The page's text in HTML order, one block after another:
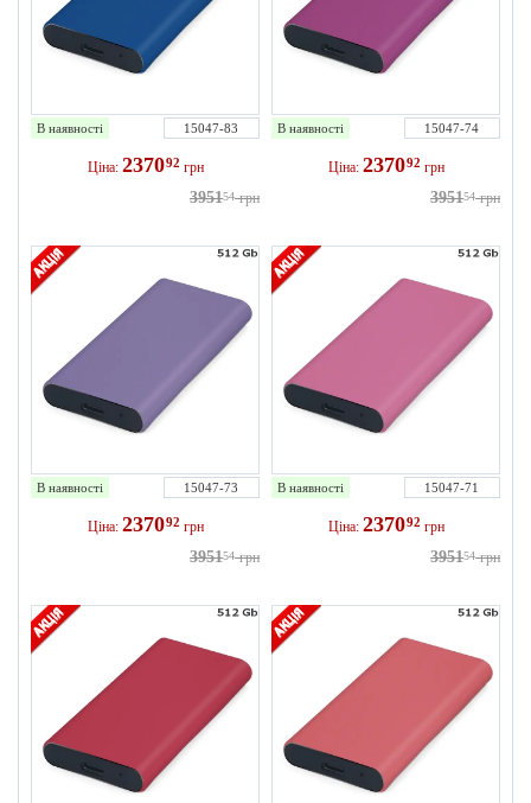
В наявності 15047-83
Ціна: 237092 грн
395154 грн
В наявності 15047-74
Ціна: 237092 грн
395154 грн
В наявності 15047-73
Ціна: 237092 грн
395154 грн
В наявності 15047-71
Ціна: 237092 грн
395154 грн